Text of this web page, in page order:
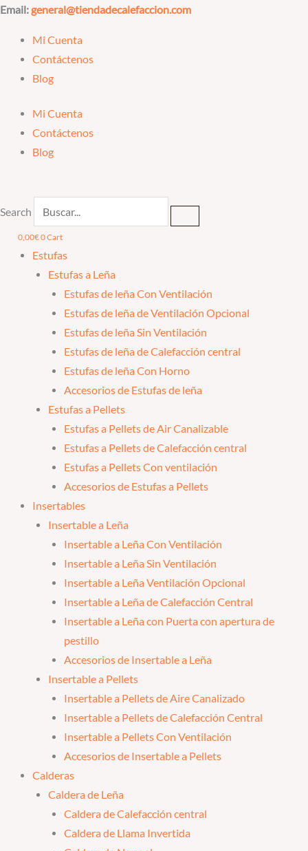
Ir
contenido
Email:general@tiendadecalefaccion.com
Mi Cuenta
Contáctenos
Blog
Mi Cuenta
Contáctenos
Blog
Search
0,00€0Cart
Estufas
Estufas a Leña
Estufas de leña Con Ventilación
Estufas de leña de Ventilación Opcional
Estufas de leña Sin Ventilación
Estufas de leña de Calefacción central
Estufas de leña Con Horno
Accesorios de Estufas de leña
Estufas a Pellets
Estufas a Pellets de Air Canalizable
Estufas a Pellets de Calefacción central
Estufas a Pellets Con ventilación
Accesorios de Estufas a Pellets
Insertables
Insertable a Leña
Insertable a Leña Con Ventilación
Insertable a Leña Sin Ventilación
Insertable a Leña Ventilación Opcional
Insertable a Leña de Calefacción Central
Insertable a Leña con Puerta con apertura de
pestillo
Accesorios de Insertable a Leña
Insertable a Pellets
Insertable a Pellets de Aire Canalizado
Insertable a Pellets de Calefacción Central
Insertable a Pellets Con Ventilación
Accesorios de Insertable a Pellets
Calderas
Caldera de Leña
Caldera de Calefacción central
Caldera de Llama Invertida